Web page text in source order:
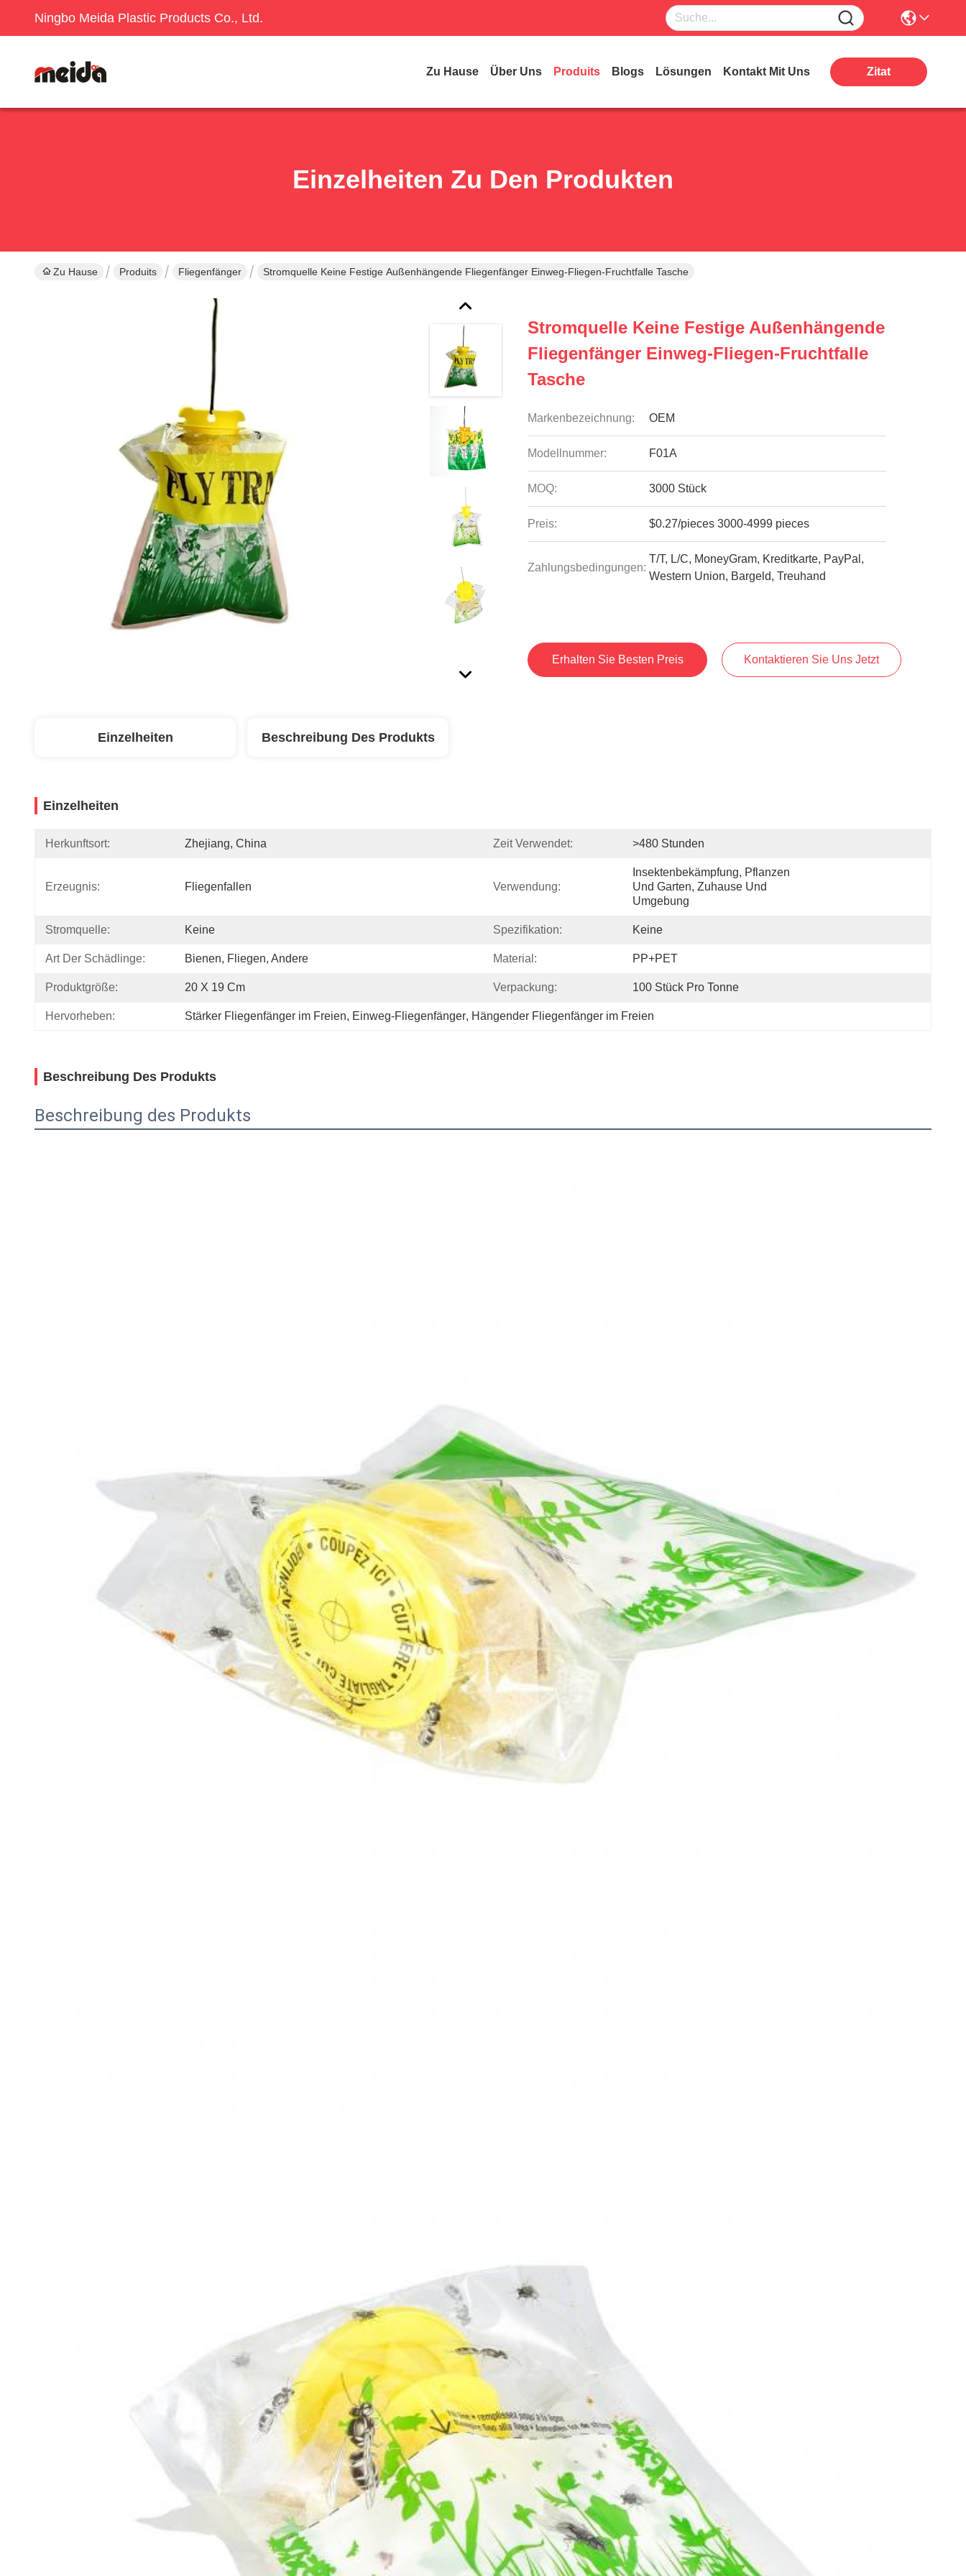
Ningbo Meida Plastic Products Co., Ltd.
Zu Hause Über Uns Produits Blogs Lösungen Kontakt Mit Uns Zitat
Einzelheiten Zu Den Produkten
Zu Hause Produits Fliegenfänger Stromquelle Keine Festige Außenhängende Fliegenfänger Einweg-Fliegen-Fruchtfalle Tasche
Stromquelle Keine Festige Außenhängende
Fliegenfänger Einweg-Fliegen-Fruchtfalle
Tasche
Markenbezeichnung: OEM
Modellnummer: F01A
MOQ: 3000 Stück
Preis: $0.27/pieces 3000-4999 pieces
Zahlungsbedingungen:
T/T, L/C, MoneyGram, Kreditkarte, PayPal,
Western Union, Bargeld, Treuhand
Erhalten Sie Besten Preis Kontaktieren Sie Uns Jetzt
Einzelheiten Beschreibung Des Produkts
Einzelheiten
Herkunftsort: Zhejiang, China Zeit Verwendet: >480 Stunden
Erzeugnis: Fliegenfallen Verwendung:
Insektenbekämpfung, Pflanzen
Und Garten, Zuhause Und
Umgebung
Stromquelle: Keine Spezifikation: Keine
Art Der Schädlinge: Bienen, Fliegen, Andere Material: PP+PET
Produktgröße: 20 X 19 Cm Verpackung: 100 Stück Pro Tonne
Hervorheben: Stärker Fliegenfänger im Freien, Einweg-Fliegenfänger, Hängender Fliegenfänger im Freien
Beschreibung Des Produkts
Beschreibung des Produkts